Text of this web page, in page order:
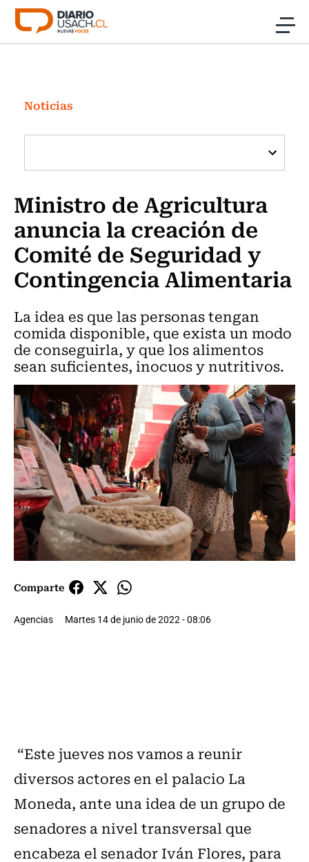
Click acá para ir directamente al contenido
Investigación
Cultura
Programas Radio y TV Usach
Noticias
Ministro de Agricultura
anuncia la creación de
Comité de Seguridad y
Contingencia Alimentaria
La idea es que las personas tengan
comida disponible, que exista un modo
de conseguirla, y que los alimentos
sean suficientes, inocuos y nutritivos.
Comparte
Agencias Martes 14 de junio de 2022 - 08:06
“Este jueves nos vamos a reunir
diversos actores en el palacio La
Moneda, ante una idea de un grupo de
senadores a nivel transversal que
encabeza el senador Iván Flores, para